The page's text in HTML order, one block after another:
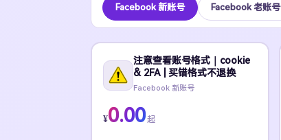
Facebook 新账号 Facebook 老账号
注意查看账号格式｜cookie
& 2FA | 买错格式不退换
Facebook 新账号
¥0.00起